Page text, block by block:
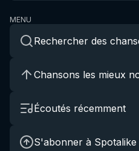
MENU
Rechercher des
Chansons les mieux
Écoutés récemment
S'abonner à Spotalike